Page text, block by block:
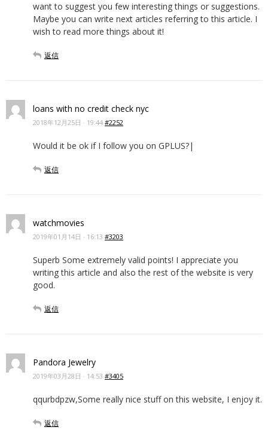
want to suggest you few interesting things or suggestions.
Maybe you can write next articles referring to this article. I
wish to read more things about it!
返信
loans with no credit check nyc
2018年12月25日 · 19:44 #2252
Would it be ok if I follow you on GPLUS?|
返信
watchmovies
2019年01月14日 · 16:13 #3203
Superb Some extremely valid points! I appreciate you
writing this article and also the rest of the website is very
good.
返信
Pandora Jewelry
2019年03月28日 · 14:53 #3405
qqurbdpzw,Some really nice stuff on this website, I enjoy it.
返信